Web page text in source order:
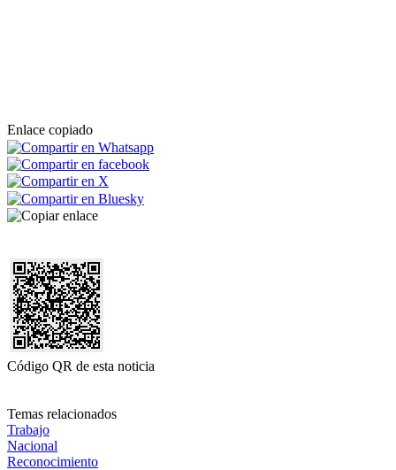
Enlace copiado
Código QR de esta noticia
Temas relacionados
Trabajo
Nacional
Reconocimiento